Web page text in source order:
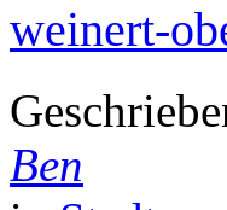
weinert-
Ben